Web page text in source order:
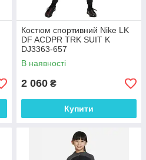
Костюм спортивний Nike LK
DF ACDPR TRK SUIT K
DJ3363-657
В наявності
2 060 ₴
Купити